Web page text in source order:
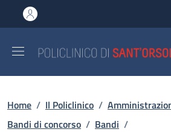
al contenuto principale
to footer content
Briciole di pane
Home / Il Policlinico /
Bandi di concorso / Bandi /